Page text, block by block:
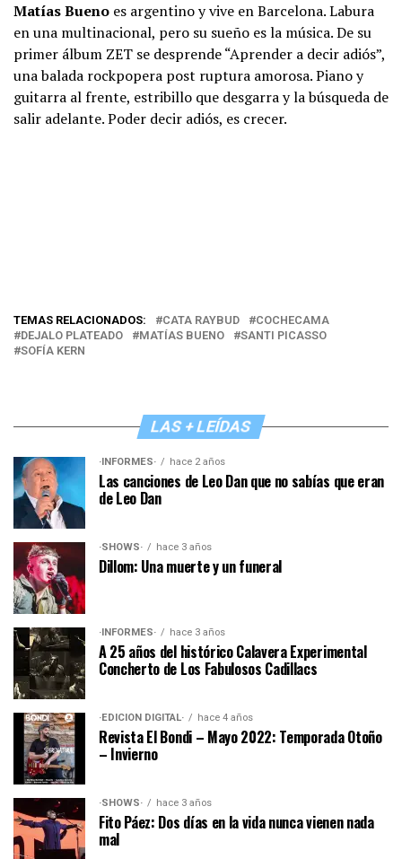
Matías Bueno es argentino y vive en Barcelona. Labura
en una multinacional, pero su sueño es la música. De su
primer álbum ZET se desprende “Aprender a decir adiós”,
una balada rockpopera post ruptura amorosa. Piano y
guitarra al frente, estribillo que desgarra y la búsqueda de
salir adelante. Poder decir adiós, es crecer.
TEMAS RELACIONADOS: CATA RAYBUD
COCHECAMA
DEJALO PLATEADO
MATÍAS BUENO
SANTI PICASSO
SOFÍA KERN
LAS + LEÍDAS
·INFORMES· hace 2 años
Las canciones de Leo Dan que no sabías que eran
de Leo Dan
·SHOWS· hace 3 años
Dillom: Una muerte y un funeral
·INFORMES· hace 3 años
A 25 años del histórico Calavera Experimental
Concherto de Los Fabulosos Cadillacs
·EDICIÓN DIGITAL· hace 4 años
Revista El Bondi – Mayo 2022: Temporada Otoño
– Invierno
·SHOWS· hace 3 años
Fito Páez: Dos días en la vida nunca vienen nada
mal